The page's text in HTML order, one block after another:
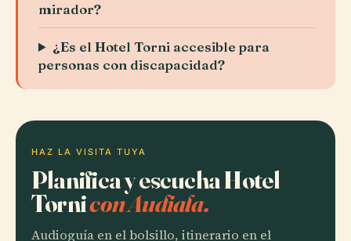
mirador?
¿Es el Hotel Torni accesible para
personas con discapacidad?
HAZ LA VISITA TUYA
Planifica y escucha Hotel
Tornicon Audiala.
Audioguía en el bolsillo, itinerario en el